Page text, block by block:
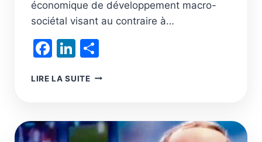
économique de développement macro-
sociétal visant au contraire à…
Facebook
LinkedIn
LIRE LA SUITEUN
TROIS
NIVEAUX